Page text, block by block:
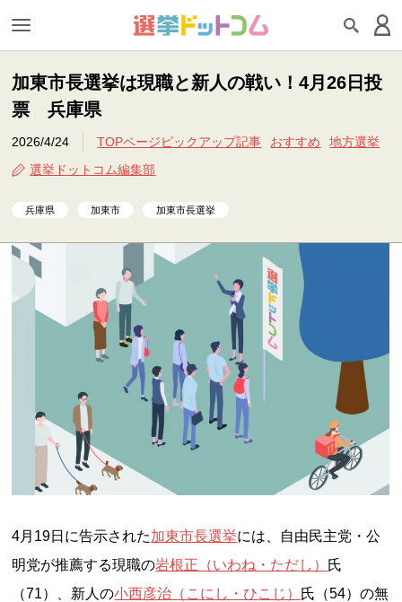
加東市長選挙は現職と新人の戦い！4月26日投
票 兵庫県
2026/4/24 TOPページピックアップ記事 おすすめ
地方選挙
選挙ドットコム編集部
兵庫県 加東市 加東市長選挙
4月19日に告示された加東市長選挙には、自由民主党・公
明党が推薦する現職の岩根正（いわね・ただし） 氏
（71）、新人の小西彦治（こにし・ひこじ） 氏（54）の無